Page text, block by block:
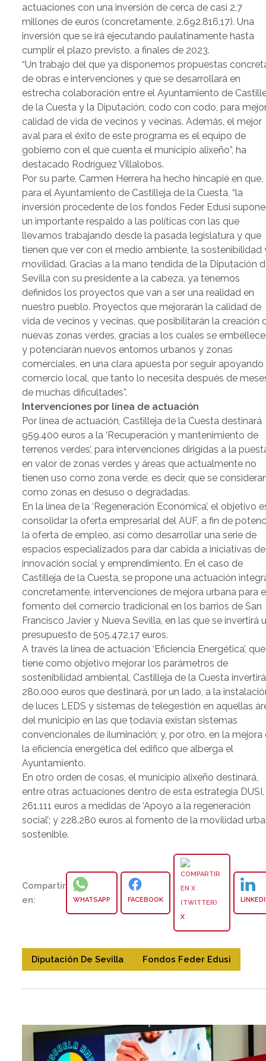
actuaciones con una inversión de cerca de casi 2,7
millones de euros (concretamente, 2.692.816,17). Una
inversión que se irá ejecutando paulatinamente hasta
cumplir el plazo previsto, a finales de 2023.
“Un trabajo del que ya disponemos propuestas
de obras e intervenciones y que se desarrollará en
estrecha colaboración entre el Ayuntamiento de
de la Cuesta y la Diputación, codo con codo, para
calidad de vida de vecinos y vecinas. Además, el mejor
aval para el éxito de este programa es el equipo de
gobierno con el que cuenta el municipio alixeño”, ha
destacado Rodríguez Villalobos.
Por su parte, Carmen Herrera ha hecho hincapié en que,
para el Ayuntamiento de Castilleja de la Cuesta, “la
inversión procedente de los fondos Feder Edusi
un importante respaldo a las políticas con las que
llevamos trabajando desde la pasada legislatura y que
tienen que ver con el medio ambiente, la sostenibilidad
movilidad. Gracias a la mano tendida de la Diputación
Sevilla con su presidente a la cabeza, ya tenemos
definidos los proyectos que van a ser una realidad en
nuestro pueblo. Proyectos que mejorarán la calidad de
vida de vecinos y vecinas, que posibilitarán la creación
nuevas zonas verdes, gracias a los cuales se
y potenciarán nuevos entornos urbanos y zonas
comerciales, en una clara apuesta por seguir apoyando
comercio local, que tanto lo necesita después de
de muchas dificultades”.
Intervenciones por línea de actuación
Por línea de actuación, Castilleja de la Cuesta destinará
959.400 euros a la ‘Recuperación y mantenimiento de
terrenos verdes’, para intervenciones dirigidas a la
en valor de zonas verdes y áreas que actualmente no
tienen uso como zona verde, es decir, que se
como zonas en desuso o degradadas.
En la línea de la ‘Regeneración Económica’, el objetivo
consolidar la oferta empresarial del AUF, a fin de
la oferta de empleo, así como desarrollar una serie de
espacios especializados para dar cabida a iniciativas de
innovación social y emprendimiento. En el caso de
Castilleja de la Cuesta, se propone una actuación
concretamente, intervenciones de mejora urbana para
fomento del comercio tradicional en los barrios de San
Francisco Javier y Nueva Sevilla, en las que se invertirá
presupuesto de 505.472,17 euros.
A través la línea de actuación ‘Eficiencia Energética’, que
tiene como objetivo mejorar los parámetros de
sostenibilidad ambiental, Castilleja de la Cuesta invertirá
280.000 euros que destinará, por un lado, a la
de luces LEDS y sistemas de telegestión en aquellas
del municipio en las que todavía existan sistemas
convencionales de iluminación; y, por otro, en la mejora
la eficiencia energética del edifico que alberga el
Ayuntamiento.
En otro orden de cosas, el municipio alixeño destinará,
entre otras actuaciones dentro de esta estrategia DUSI,
261.111 euros a medidas de ‘Apoyo a la regeneración
social’; y 228.280 euros al fomento de la movilidad
sostenible.
Compartir
en:
WHATSAPP FACEBOOK
X
Diputación De Sevilla Fondos Feder Edusi